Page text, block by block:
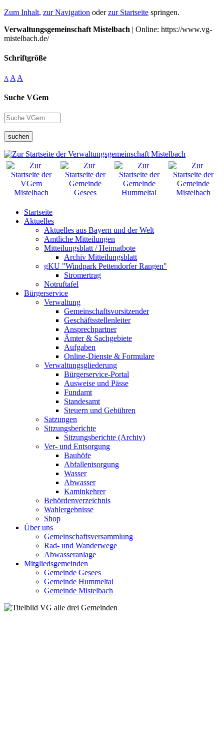
Zum Inhalt, zur Navigation oderzur Startseite springen.
Verwaltungsgemeinschaft Mistelbach | Online: https://www.vg-
mistelbach.de/
Schriftgröße
A A A
Suche VGem
suchen
Startseite
Aktuelles
Aktuelles aus Bayern und der Welt
Amtliche Mitteilungen
Mitteilungsblatt / Heimatbote
Archiv Mitteilungsblatt
gKU "Windpark Pettendorfer Rangen"
Stromertrag
Notruftafel
Bürgerservice
Verwaltung
Gemeinschaftsvorsitzender
Geschäftsstellenleiter
Ansprechpartner
Ämter & Sachgebiete
Aufgaben
Online-Dienste & Formulare
Verwaltungsgliederung
Bürgerservice-Portal
Ausweise und Pässe
Fundamt
Standesamt
Steuern und Gebühren
Satzungen
Sitzungsberichte
Sitzungsberichte (Archiv)
Ver- und Entsorgung
Bauhöfe
Abfallentsorgung
Wasser
Abwasser
Kaminkehrer
Behördenverzeichnis
Wahlergebnisse
Shop
Über uns
Gemeinschaftsversammlung
Rad- und Wanderwege
Abwasseranlage
Mitgliedsgemeinden
Gemeinde Gesees
Gemeinde Hummeltal
Gemeinde Mistelbach